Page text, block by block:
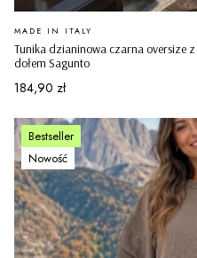
Tunika dzianinowa czarna oversize
dołem Sagunto
PRODUCENT
MADE IN ITALY
Cena
184,90 zł
Bestseller
Nowość